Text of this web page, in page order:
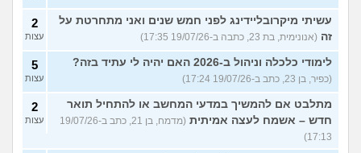
עשיתי מיקרובליידינג לפני חמש שנים ואני מתחרטת על
זה (אנונימית, בת 23, כתבה ב-19/07/26 17:35)
2
עצות
לימודי כלכלה וניהול ב-2026 האם יהיה לי עתיד בזה?
(כפיר, בן 23, כתב ב-19/07/26 17:24)
5
עצות
מתלבט אם להמשיך במדעי המחשב או להתחיל תואר
חדש – אשמח לעצה אמיתית
(מדמח, בן 21, כתב ב-19/07/26
17:13)
2
עצות